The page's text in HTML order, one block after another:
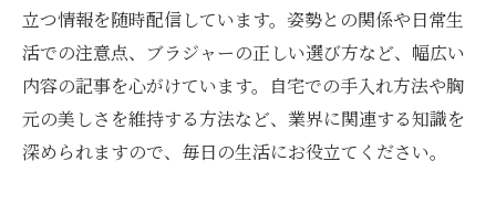
立つ情報を随時配信しています。姿勢との関係や日常生
活での注意点、ブラジャーの正しい選び方など、幅広い
内容の記事を心がけています。自宅での手入れ方法や胸
元の美しさを維持する方法など、業界に関連する知識を
深められますので、毎日の生活にお役立てください。